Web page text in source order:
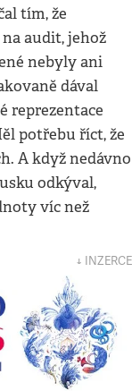
tím, že
audit, jehož
nebyly ani
dával
reprezentace
potřebu říct, že
A když nedávno
odkýval,
víc než
↓ INZERCE